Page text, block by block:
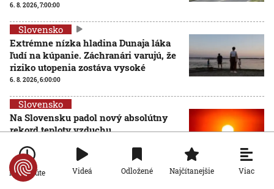
6. 8. 2026, 7:00:00
Slovensko
Extrémne nízka hladina Dunaja láka
ľudí na kúpanie. Záchranári varujú, že
riziko utopenia zostáva vysoké
6. 8. 2026, 6:00:00
Slovensko
Na Slovensku padol nový absolútny
rekord teploty vzduchu
Po minúte Videá Odložené Najčítanejšie Viac